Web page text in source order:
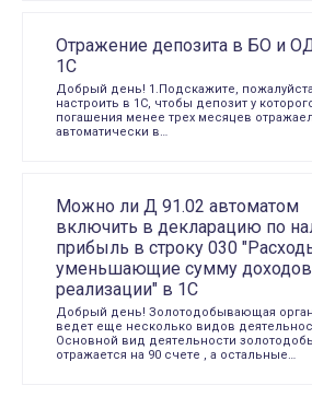
Отражение депозита в БО и
1С
Добрый день! 1.Подскажите,
настроить в 1С, чтобы депозит у
погашения менее трех месяцев
автоматически в…
Можно ли Д 91.02 автоматом
включить в декларацию по
прибыль в строку 030
уменьшающие сумму доходов
реализации" в 1С
Добрый день! Золотодобывающая
ведет еще несколько видов
Основной вид деятельности
отражается на 90 счете , а остальные…